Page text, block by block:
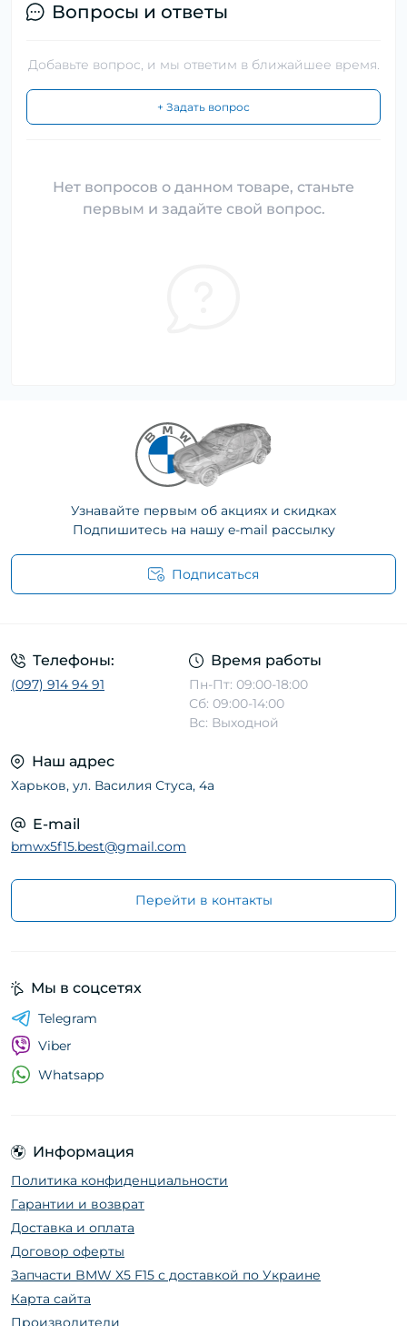
Вопросы и ответы
Добавьте вопрос, и мы ответим в ближайшее время.
+ Задать вопрос
Нет вопросов о данном товаре, станьте
первым и задайте свой вопрос.
Узнавайте первым об акциях и скидках
Подпишитесь на нашу e-mail рассылку
Подписаться
Телефоны:
(097) 914 94 91
Время работы
Пн-Пт: 09:00-18:00
Сб: 09:00-14:00
Вс: Выходной
Наш адрес
Харьков, ул. Василия Стуса, 4а
E-mail
bmwx5f15.best@gmail.com
Перейти в контакты
Информация
Политика конфиденциальности
Гарантии и возврат
Доставка и оплата
Договор оферты
Запчасти BMW X5 F15 с доставкой по Украине
Карта сайта
Производители
Мы в соцсетях
Telegram
Viber
Whatsapp